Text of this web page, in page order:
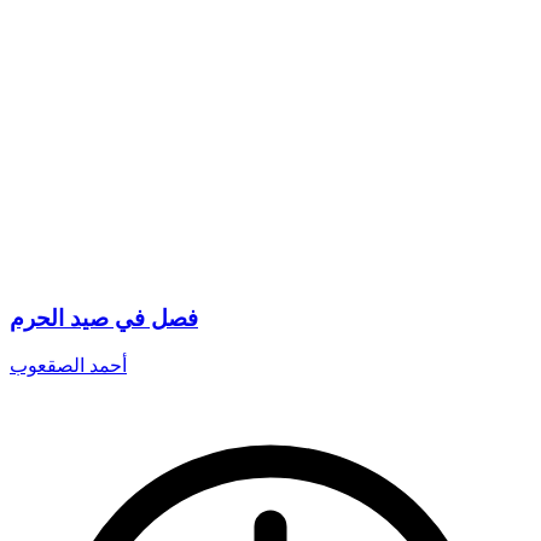
فصل في صيد الحرم
أحمد الصقعوب